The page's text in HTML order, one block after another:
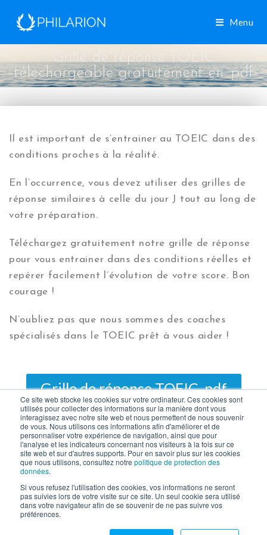
Ce site web stocke les cookies sur votre ordinateur. Ces cookies sont
utilisés pour collecter des informations sur la manière dont vous
interagissez avec notre site web et nous permettent de nous souvenir
de vous. Nous utilisons ces informations afin d'améliorer et de
personnaliser votre expérience de navigation, ainsi que pour
l'analyse et les indicateurs concernant nos visiteurs à la fois sur ce
site web et sur d'autres supports. Pour en savoir plus sur les cookies
que nous utilisons, consultez notre politique de protection des
données.
Si vous refusez l'utilisation des cookies, vos informations ne seront
pas suivies lors de votre visite sur ce site. Un seul cookie sera utilisé
dans votre navigateur afin de se souvenir de ne pas suivre vos
préférences.
Menu
Grille de réponse TOEIC
téléchargeable gratuitement en .pdf
Il est important de s’entrainer au TOEIC dans des
conditions proches à la réalité.
En l’occurrence, vous devez utiliser des grilles de
réponse similaires à celle du jour J tout au long de
votre préparation.
Téléchargez gratuitement notre grille de réponse
pour vous entrainer dans des conditions réelles et
repérer facilement l’évolution de votre score. Bon
courage !
N’oubliez pas que nous sommes des coaches
spécialisés dans le TOEIC prêt à vous aider !
Grille de réponse TOEIC .pdf
Témoignages FAQs Formations